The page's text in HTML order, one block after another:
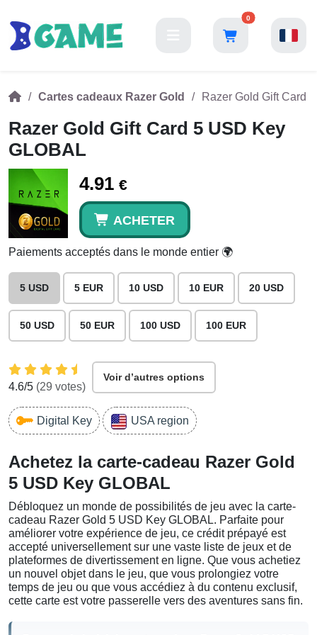
0
Cartes cadeaux Razer Gold Razer Gold Gift Card
Razer Gold Gift Card 5 USD Key
GLOBAL
4.91 €
ACHETER
Paiements acceptés dans le monde entier 🌍
5 USD 5 EUR 10 USD 10 EUR 20 USD
50 USD 50 EUR 100 USD 100 EUR
4.6/5 (29 votes)
Voir d’autres options
Digital Key USA region
Achetez la carte-cadeau Razer Gold
5 USD Key GLOBAL
Débloquez un monde de possibilités de jeu avec la carte-
cadeau Razer Gold 5 USD Key GLOBAL. Parfaite pour
améliorer votre expérience de jeu, ce crédit prépayé est
accepté universellement sur une vaste liste de jeux et de
plateformes de divertissement en ligne. Que vous achetiez
un nouvel objet dans le jeu, que vous prolongiez votre
temps de jeu ou que vous accédiez à du contenu exclusif,
cette carte est votre passerelle vers des aventures sans fin.